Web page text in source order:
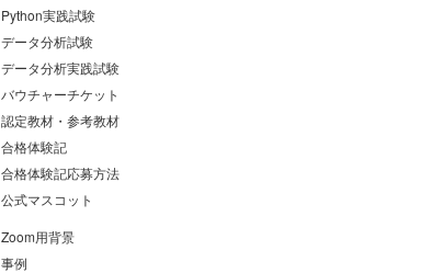
Python実践試験
データ分析試験
データ分析実践試験
バウチャーチケット
認定教材・参考教材
合格体験記
合格体験記応募方法
公式マスコット
Zoom用背景
事例